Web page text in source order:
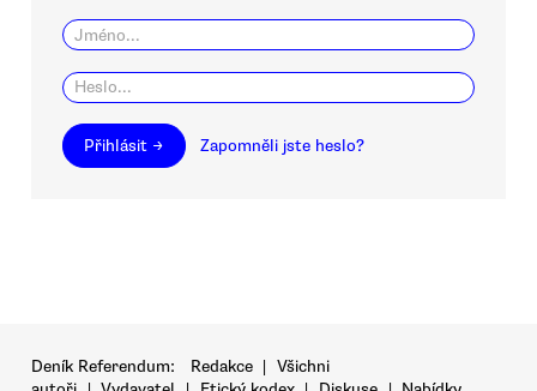
Přihlásit → Zapomněli jste heslo?
Deník Referendum: Redakce | Všichni